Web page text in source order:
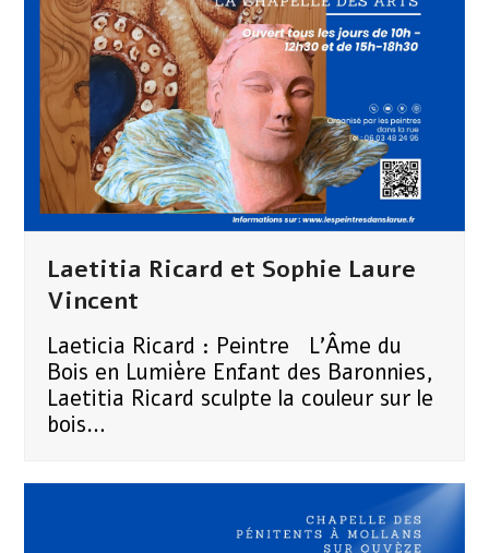
Laetitia Ricard et Sophie Laure
Vincent
Laeticia Ricard : Peintre L'Âme du
Bois en Lumière ​Enfant des Baronnies,
Laetitia Ricard sculpte la couleur sur le
bois…